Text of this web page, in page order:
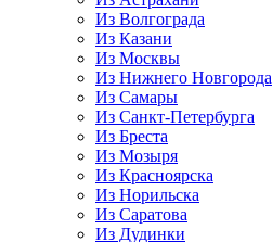
Из Волгограда
Из Казани
Из Москвы
Из Нижнего Новгорода
Из Самары
Из Санкт-Петербурга
Из Бреста
Из Мозыря
Из Красноярска
Из Норильска
Из Саратова
Из Дудинки